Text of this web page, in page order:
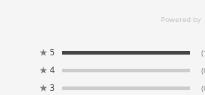
★ 5
★ 4
★ 3